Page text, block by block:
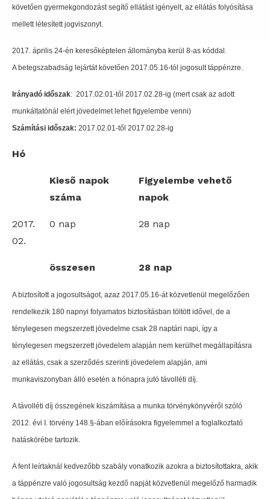
követően gyermekgondozást segítő ellátást igényelt, az ellátás folyósítása
mellett létesített jogviszonyt.
2017. április 24-én keresőképtelen állományba kerül 8-as kóddal.
A betegszabadság lejártát követően 2017.05.16-tól jogosult táppénzre.
Irányadó időszak: 2017.02.01-től 2017.02.28-ig (mert csak az adott
munkáltatónál elért jövedelmet lehet figyelembe venni)
Számítási időszak: 2017.02.01-től 2017.02.28-ig
Hó
Kieső napok
száma
Figyelembe vehető
napok
2017.
02.
0 nap 28 nap
összesen 28 nap
A biztosított a jogosultságot, azaz 2017.05.16-át közvetlenül megelőzően
rendelkezik 180 napnyi folyamatos biztosításban töltött idővel, de a
ténylegesen megszerzett jövedelme csak 28 naptári napi, így a
ténylegesen megszerzett jövedelem alapján nem kerülhet megállapításra
az ellátás, csak a szerződés szerinti jövedelem alapján, ami
munkaviszonyban álló esetén a hónapra jutó távolléti díj.
A távolléti díj összegének kiszámítása a munka törvénykönyvéről szóló
2012. évi I. törvény 148.§-ában előírásokra figyelemmel a foglalkoztató
hatáskörébe tartozik.
A fent leírtaknál kedvezőbb szabály vonatkozik azokra a biztosítottakra, akik
a táppénzre való jogosultság kezdő napját közvetlenül megelőző harmadik